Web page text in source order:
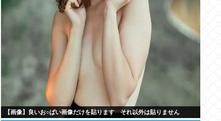
【画像】良いお○ぱい画像だけを貼ります それ以外は貼りません